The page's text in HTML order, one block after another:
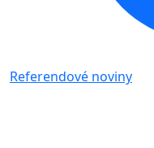
Referendové noviny